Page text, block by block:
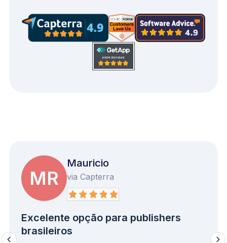
MR
Mauricio
via Capterra
Excelente opção para publishers
brasileiros